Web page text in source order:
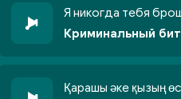
Криминальный бит